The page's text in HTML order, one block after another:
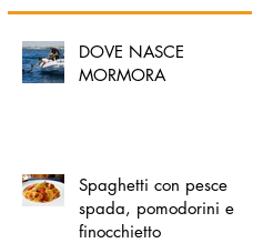
DOVE NASCE
MORMORA
Spaghetti con pesce
spada, pomodorini e
finocchietto